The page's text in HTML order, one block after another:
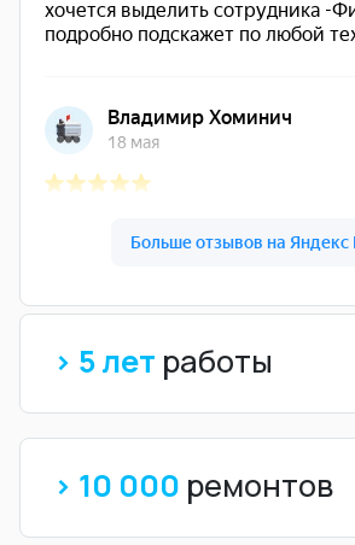
> 5 лет работы
> 10 000 ремонтов